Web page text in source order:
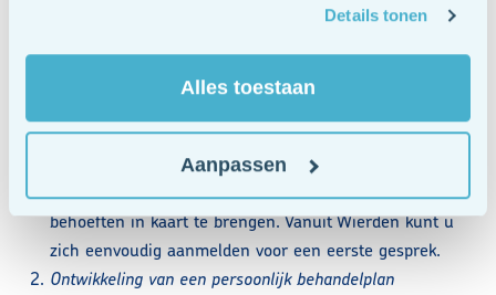
Details tonen
Alles toestaan
Aanpassen
DOPPA zorg: wat kunt u
verwachten?
Aanmelding en intake
Het zorgtraject begint met een intakegesprek om uw
behoeften in kaart te brengen. Vanuit Wierden kunt u
zich eenvoudig aanmelden voor een eerste gesprek.
Ontwikkeling van een persoonlijk behandelplan